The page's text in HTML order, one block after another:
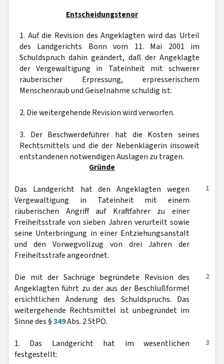
Entscheidungstenor
1. Auf die Revision des Angeklagten wird das Urteil
des Landgerichts Bonn vom 11. Mai 2001 im
Schuldspruch dahin geändert, daß der Angeklagte
der Vergewaltigung in Tateinheit mit schwerer
räuberischer Erpressung, erpresserischem
Menschenraub und Geiselnahme schuldig ist.
2. Die weitergehende Revision wird verworfen.
3. Der Beschwerdeführer hat die Kosten seines
Rechtsmittels und die der Nebenklägerin insoweit
entstandenen notwendigen Auslagen zu tragen.
Gründe
1
Das Landgericht hat den Angeklagten wegen
Vergewaltigung in Tateinheit mit einem
räuberischen Angriff auf Kraftfahrer zu einer
Freiheitsstrafe von sieben Jahren verurteilt sowie
seine Unterbringung in einer Entziehungsanstalt
und den Vorwegvollzug von drei Jahren der
Freiheitsstrafe angeordnet.
2
Die mit der Sachrüge begründete Revision des
Angeklagten führt zu der aus der Beschlußformel
ersichtlichen Änderung des Schuldspruchs. Das
weitergehende Rechtsmittel ist unbegründet im
Sinne des §349Abs. 2 StPO.
3
1. Das Landgericht hat im wesentlichen
festgestellt: